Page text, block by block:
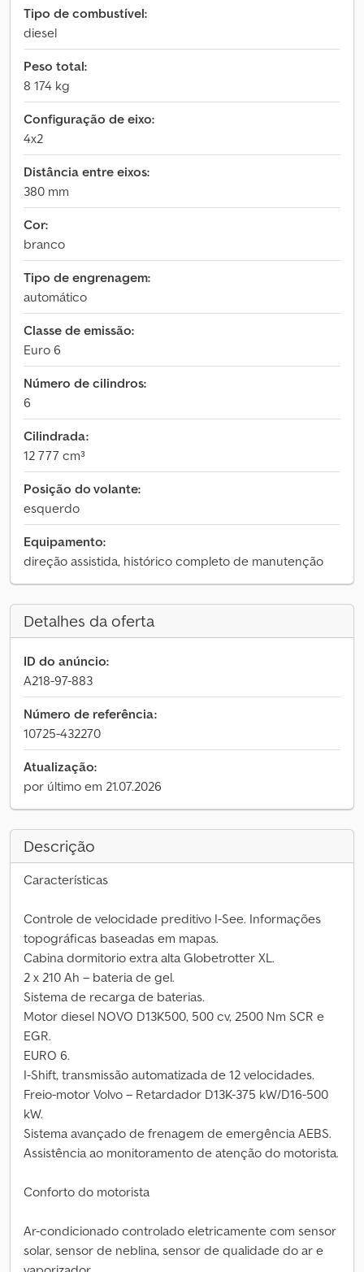
Tipo de combustível:
diesel
Peso total:
8 174 kg
Configuração de eixo:
4x2
Distância entre eixos:
380 mm
Cor:
branco
Tipo de engrenagem:
automático
Classe de emissão:
Euro 6
Número de cilindros:
6
Cilindrada:
12 777 cm³
Posição do volante:
esquerdo
Equipamento:
direção assistida, histórico completo de manutenção
Detalhes da oferta
ID do anúncio:
A218-97-883
Número de referência:
10725-432270
Atualização:
por último em 21.07.2026
Descrição
Características
Controle de velocidade preditivo I-See. Informações
topográficas baseadas em mapas.
Cabina dormitorio extra alta Globetrotter XL.
2 x 210 Ah – bateria de gel.
Sistema de recarga de baterias.
Motor diesel NOVO D13K500, 500 cv, 2500 Nm SCR e
EGR.
EURO 6.
I-Shift, transmissão automatizada de 12 velocidades.
Freio-motor Volvo – Retardador D13K-375 kW/D16-500
kW.
Sistema avançado de frenagem de emergência AEBS.
Assistência ao monitoramento de atenção do motorista.
Conforto do motorista
Ar-condicionado controlado eletricamente com sensor
solar, sensor de neblina, sensor de qualidade do ar e